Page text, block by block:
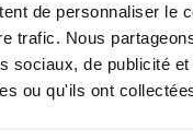
de personnaliser le
trafic. Nous
sociaux, de publicité
ou qu'ils ont